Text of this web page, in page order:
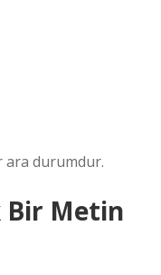
ara durumdur.
Bir Metin